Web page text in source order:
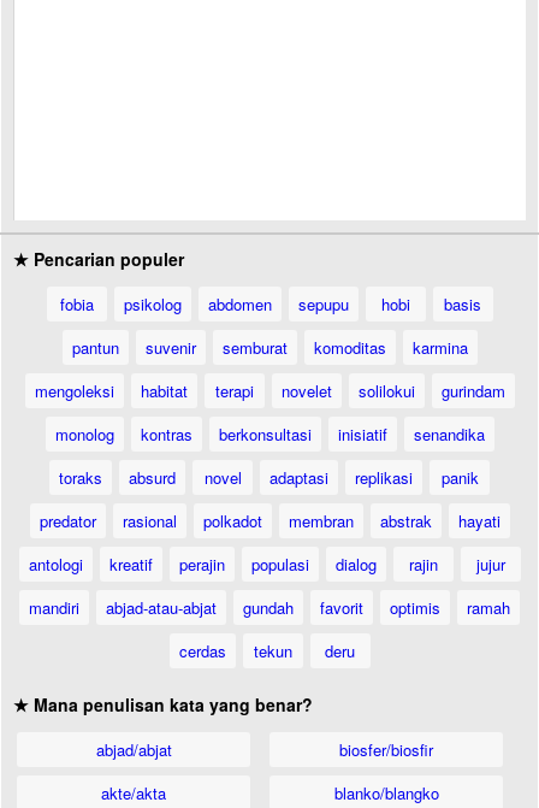
★ Pencarian populer
fobia psikolog abdomen sepupu hobi
basis
pantun
suvenir semburat komoditas
karmina
mengoleksi
habitat terapi novelet solilokui
gurindam
monolog
kontras berkonsultasi inisiatif
senandika
toraks
absurd novel adaptasi replikasi
panik
predator
rasional polkadot membran abstrak
hayati
antologi
kreatif perajin populasi dialog rajin
jujur
mandiri
abjad-atau-abjat gundah favorit optimis
ramah
cerdas
tekun deru
★ Mana penulisan kata yang benar?
abjad/abjat
akte/akta
biosfer/biosfir
blanko/blangko